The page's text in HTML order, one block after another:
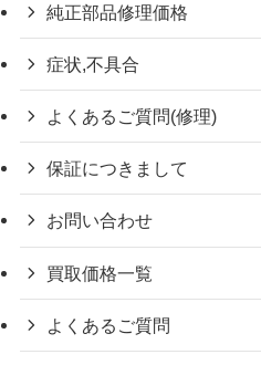
純正部品修理価格
症状,不具合
よくあるご質問(修理)
保証につきまして
お問い合わせ
買取価格一覧
よくあるご質問